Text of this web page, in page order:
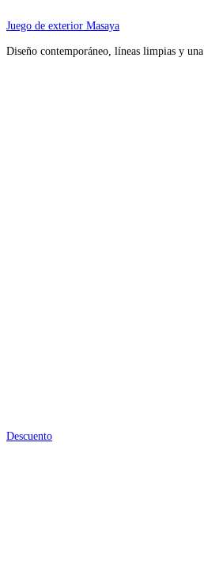
Juego de exterior Masaya
Diseño contemporáneo, líneas limpias y
Descuento